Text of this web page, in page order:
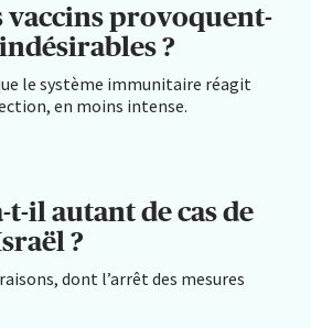
vaccins provoquent-
?
le système immunitaire réagit
en moins intense.
il autant de cas de
?
dont l’arrêt des mesures